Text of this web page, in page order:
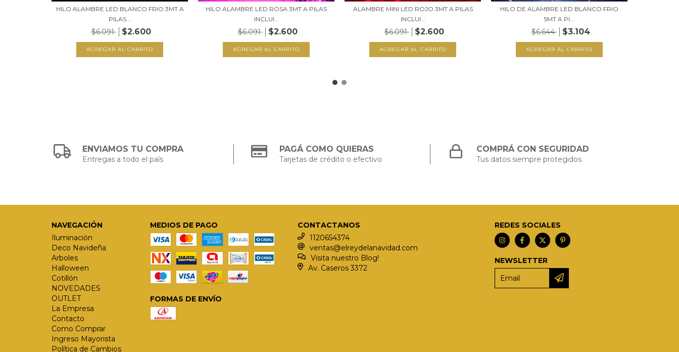
HILO ALAMBRE LED BLANCO FRIO 3MT A
PILAS...
$6.091 $2.600
HILO ALAMBRE LED ROSA 3MT A PILAS
INCLUI...
$6.091 $2.600
ALAMBRE MINI LED ROJO 3MT A PILAS
INCLUI...
$6.091 $2.600
HILO DE ALAMBRE LED BLANCO FRIO
5MT A PI...
$6.644 $3.104
ENVIAMOS TU COMPRA
Entregas a todo el país
PAGÁ COMO QUIERAS
Tarjetas de crédito o efectivo
COMPRÁ CON SEGURIDAD
Tus datos siempre protegidos
NAVEGACIÓN
Iluminación
Deco Navideña
Arboles
Halloween
Cotillón
NOVEDADES
OUTLET
La Empresa
Contacto
Como Comprar
Ingreso Mayorista
Política de Cambios
MEDIOS DE PAGO
FORMAS DE ENVÍO
CONTACTANOS
1120654374
ventas@elreydelanavidad.com
Visita nuestro Blog!
Av. Caseros 3372
REDES SOCIALES
NEWSLETTER